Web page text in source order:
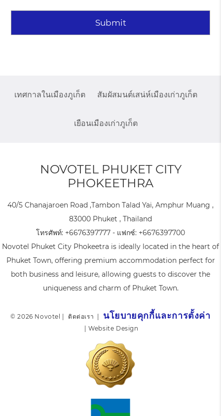
เทศกาลในเมืองภูเก็ต สัมผัสมนต์เสน่ห์เมืองเก่าภูเก็ต
เยือนเมืองเก่าภูเก็ต
NOVOTEL PHUKET CITY
PHOKEETHRA
40/5 Chanajaroen Road ,Tambon Talad Yai, Amphur Muang ,
83000 Phuket , Thailand
โทรศัพท์: +6676397777 - แฟกซ์: +6676397700
Novotel Phuket City Phokeetra is ideally located in the heart of
Phuket Town, offering premium accommodation perfect for
both business and leisure, allowing guests to discover the
uniqueness and charm of Phuket Town.
© 2026 Novotel | ติดต่อเรา | นโยบายคุกกี้และการตั้งค่า
|Website Design